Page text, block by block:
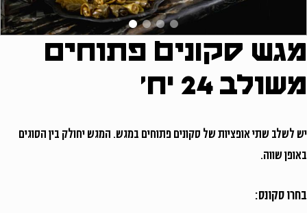
משתמש חדש/אורח
מגש סקונים פתוחים
משולב 24 יח'
יש לשלב שתי אופציות של סקונים פתוחים במגש. המגש יחולק בין הסוגים
באופן שווה.
בחרו סקונס: